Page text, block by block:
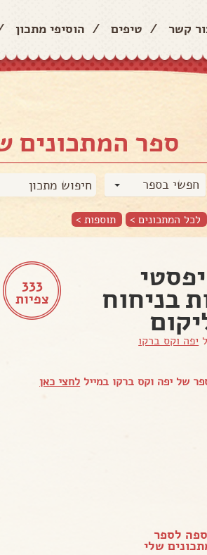
קשר / טיפים / הוסיפי מתכון
ספר המתכונים
חפשי בספר
לכל המתכונים > תוספות >
333
צפיות בניחוח
יפה וקס ברקו
של יפה וקס ברקו במייל לחצי כאן
לספר
שלי